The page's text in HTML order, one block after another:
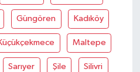
Güngören Kadıköy
Maltepe
Sarıyer Şile Silivri